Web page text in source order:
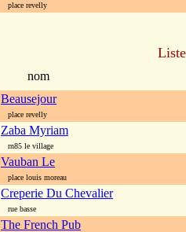
place revelly
nom
Beausejour
place revelly
Zaba Myriam
rn85 le village
Vauban Le
place louis moreau
Creperie Du Chevalier
rue basse
The French Pub